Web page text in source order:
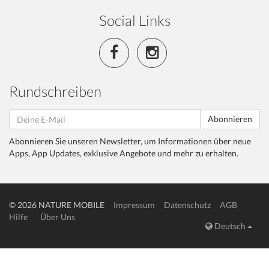
Social Links
Rundschreiben
Abonnieren
Abonnieren Sie unseren Newsletter, um Informationen über neue
Apps, App Updates, exklusive Angebote und mehr zu erhalten.
© 2026 NATURE MOBILE Impressum Datenschutz
AGB
Hilfe
Über Uns
Deutsch